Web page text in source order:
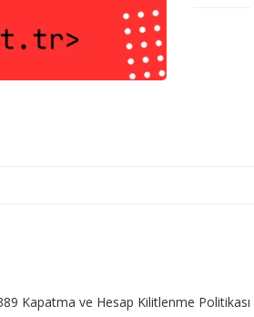
Kapatma ve Hesap Kilitlenme Politikası